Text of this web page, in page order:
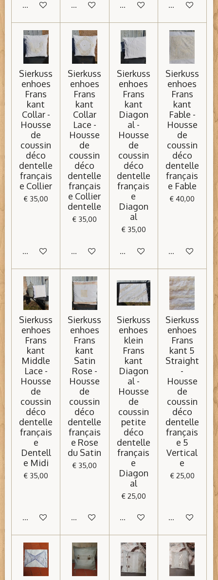
In winkelwagenIn winkelwagenIn winkelwagenIn
Sierkuss
enhoes
Frans
kant
Collar -
Housse
de
coussin
déco
dentelle
français
e Collier
€ 35,00
In winkelwagen
Sierkuss
enhoes
Frans
kant
Collar
Lace -
Housse
de
coussin
déco
dentelle
français
e Collier
dentelle
€ 35,00
In winkelwagen
Sierkuss
enhoes
Frans
kant
Diagon
al -
Housse
de
coussin
déco
dentelle
français
e
Diagon
al
€ 35,00
In winkelwagen
Sierkuss
enhoes
Frans
kant
Fable -
Housse
de
coussin
déco
dentelle
français
e Fable
€ 40,00
In
Sierkuss
enhoes
Frans
kant
Middle
Lace -
Housse
de
coussin
déco
dentelle
français
e
Dentell
e Midi
€ 35,00
In winkelwagen
Sierkuss
enhoes
Frans
kant
Satin
Rose -
Housse
de
coussin
déco
dentelle
français
e Rose
du Satin
€ 35,00
In winkelwagen
Sierkuss
enhoes
klein
Frans
kant
Diagon
al -
Housse
de
coussin
petite
déco
dentelle
français
e
Diagon
al
€ 25,00
In winkelwagen
Sierkuss
enhoes
Frans
kant 5
Straight
-
Housse
de
coussin
déco
dentelle
français
e 5
Vertical
e
€ 25,00
In